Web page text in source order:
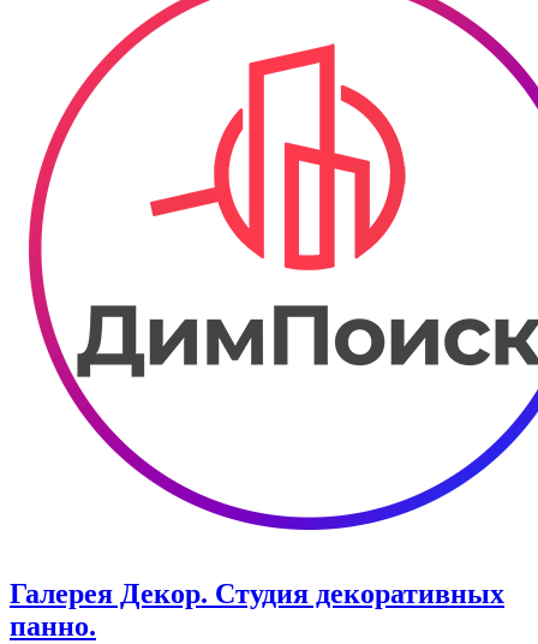
Галерея Декор. ​Студия декоративных
панно.